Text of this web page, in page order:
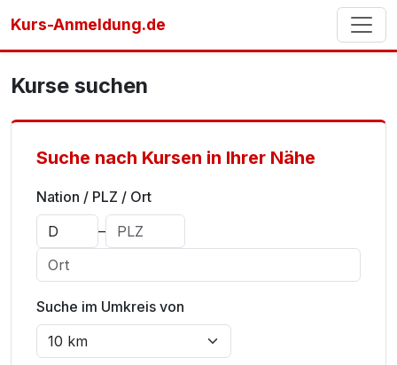
Kurs-Anmeldung.de
Kurse suchen
Suche nach Kursen in Ihrer Nähe
Nation / PLZ / Ort
–
Suche im Umkreis von